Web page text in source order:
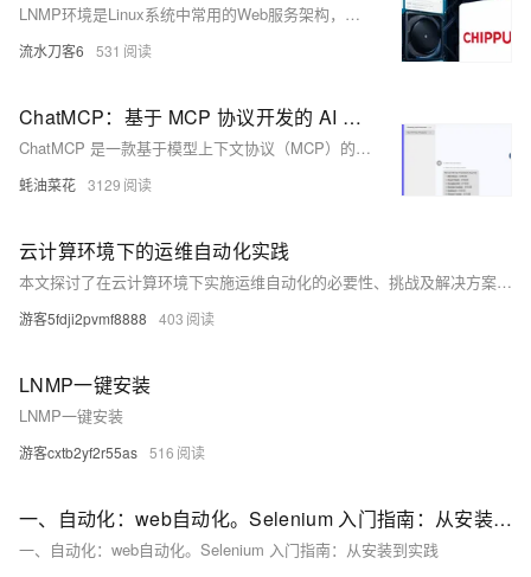
LNMP环境是Linux系统中常用的Web服务架构，由Linux、Nginx、MySQL/MariaDB和PHP组成，适用于高效托管动态网站。本文以CentOS 7为例，详细介绍了LNMP环境的搭建步骤，包括Nginx、MariaDB和PHP的安装与配置，以及最终通过创建`index.php`文件验证环境是否成功部署。具体操作涵盖配置YUM仓库、安装服务、编辑配置文件、启动服务等关键步骤，确保用户能够顺利搭建并运行LNMP环境。
流水刀客6 531
ChatMCP：基于 MCP 协议开发的 AI 聊天客户端，支持多语言和自动化安装 MCP 服务器
ChatMCP 是一款基于模型上下文协议（MCP）的 AI 聊天客户端，支持多语言和自动化安装。它能够与多种大型语言模型（LLM）如 OpenAI、Claude 和 OLLama 等进行交互，具备自动化安装 MCP 服务器、SSE 传输支持、自动选择服务器、聊天记录管理等功能。
蚝油菜花 3129
云计算环境下的运维自动化实践
本文探讨了在云计算环境下实施运维自动化的必要性、挑战及解决方案，重点介绍了如何利用现代技术工具实现高效的云资源管理和监控。通过具体案例分析，展示了自动化运维在提升系统稳定性、降低人力成本方面的优势。
游客5fdji2pvmf8888 403
LNMP一键安装
LNMP一键安装
游客cxtb2yf2r55as 516
一、自动化：web自动化。Selenium 入门指南：从安装到实践
一、自动化：web自动化。Selenium 入门指南：从安装到实践